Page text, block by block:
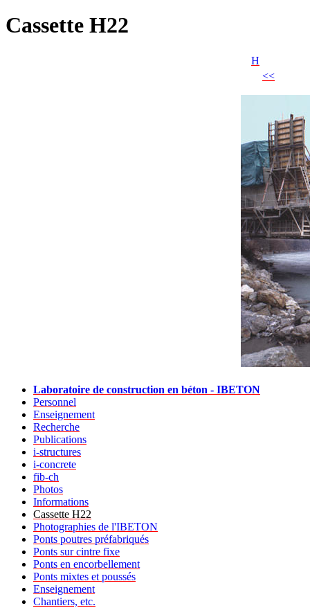
Cassette H22
H
<<
Laboratoire de construction en béton - IBETON
Personnel
Enseignement
Recherche
Publications
i-structures
i-concrete
fib-ch
Photos
Informations
Cassette H22
Photographies de l'IBETON
Ponts poutres préfabriqués
Ponts sur cintre fixe
Ponts en encorbellement
Ponts mixtes et poussés
Enseignement
Chantiers, etc.